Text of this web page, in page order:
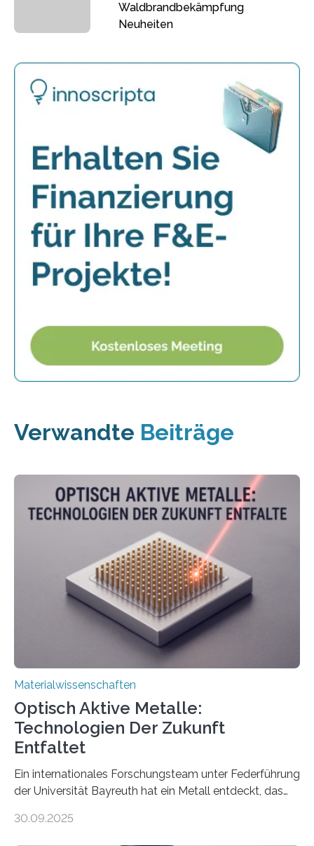
Waldbrandbekämpfung
Neuheiten
Verwandte Beiträge
Materialwissenschaften
Optisch Aktive Metalle:
Technologien Der Zukunft
Entfaltet
Ein internationales Forschungsteam unter Federführung
der Universität Bayreuth hat ein Metall entdeckt, das
Dadurch ist es in der Lage, eine sogenannte zweite
30.09.2025